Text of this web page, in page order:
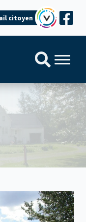
citoyen